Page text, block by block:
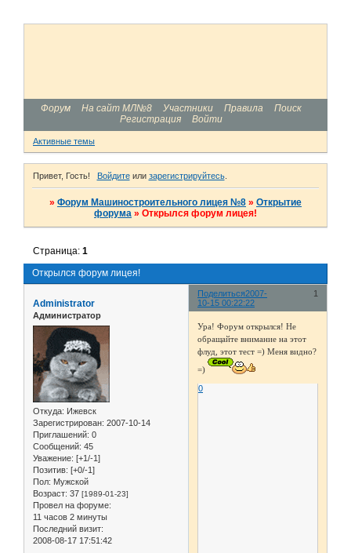
Форум На сайт МЛ№8 Участники Правила
Поиск
Регистрация
Войти
Активные темы
Привет, Гость! Войдитеили зарегистрируйтесь.
» Форум Машиностроительного лицея №8 » Открытие
форума » Открылся форум лицея!
Открылся форум лицея!
Страница:1
Поделиться 1
2007-
10-15 00:22:22
Administrator
Администратор
Откуда: Ижевск
Зарегистрирован: 2007-10-14
Приглашений: 0
Сообщений: 45
Уважение: [+1/-1]
Позитив: [+0/-1]
Пол: Мужской
Возраст: 37 [1989-01-23]
Провел на форуме:
11 часов 2 минуты
Последний визит:
2008-08-17 17:51:42
Ура! Форум открылся! Не
обращайте внимание на этот
флуд, этот тест =) Меня видно?
=)
0